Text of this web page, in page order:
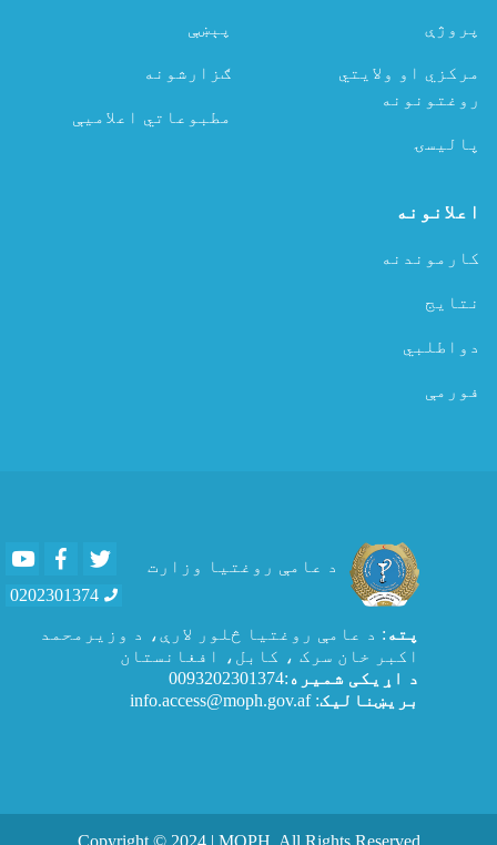
پروژې
مرکزي او ولایتي
روغتونونه
پالیسۍ
پېښې
ګزارشونه
مطبوعاتي اعلامیې
اعلانونه
کارموندنه
نتایج
دواطلبي
فورمې
د عامې روغتیا وزارت
YoutubeFacebook
0202301374
پته : د عامې روغتيا څلور لارې، د وزیرمحمد
اکبر خان سرک ، کابل، افغانستان
د اړیکی شمیره :0093202301374
بریښنالیک: info.access@moph.gov.af
Copyright © 2024 | MOPH. All Rights Reserved